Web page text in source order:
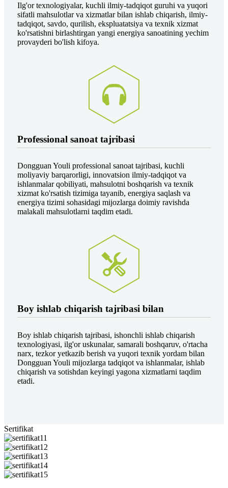
Ilg'or texnologiyalar, kuchli ilmiy-tadqiqot guruhi va yuqori
sifatli mahsulotlar va xizmatlar bilan ishlab chiqarish, ilmiy-
tadqiqot, savdo, qurilish, ekspluatatsiya va texnik xizmat
ko'rsatishni birlashtirgan yangi energiya sanoatining yechim
provayderi bo'lish kifoya.
Professional sanoat tajribasi
Dongguan Youli professional sanoat tajribasi, kuchli
moliyaviy barqarorligi, innovatsion ilmiy-tadqiqot va
ishlanmalar qobiliyati, mahsulotni boshqarish va texnik
xizmat ko'rsatish tizimiga tayanib, energiya saqlash va
energiya tizimi sohasidagi mijozlarga doimiy ravishda
malakali mahsulotlarni taqdim etadi.
Boy ishlab chiqarish tajribasi bilan
Boy ishlab chiqarish tajribasi, ishonchli ishlab chiqarish
texnologiyasi, ilg'or uskunalar, samarali boshqaruv, o'rtacha
narx, tezkor yetkazib berish va yuqori texnik yordam bilan
Dongguan Youli mijozlarga tadqiqot va ishlanmalar, ishlab
chiqarish va sotishdan keyingi yagona xizmatlarni taqdim
etadi.
Sertifikat